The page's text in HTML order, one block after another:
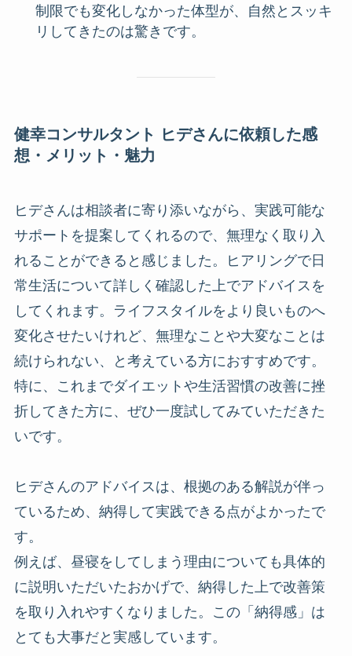
制限でも変化しなかった体型が、自然とスッキ
リしてきたのは驚きです。
健幸コンサルタント ヒデさんに依頼した感
想・メリット・魅力
ヒデさんは相談者に寄り添いながら、実践可能な
サポートを提案してくれるので、無理なく取り入
れることができると感じました。ヒアリングで日
常生活について詳しく確認した上でアドバイスを
してくれます。ライフスタイルをより良いものへ
変化させたいけれど、無理なことや大変なことは
続けられない、と考えている方におすすめです。
特に、これまでダイエットや生活習慣の改善に挫
折してきた方に、ぜひ一度試してみていただきた
いです。
ヒデさんのアドバイスは、根拠のある解説が伴っ
ているため、納得して実践できる点がよかったで
す。
例えば、昼寝をしてしまう理由についても具体的
に説明いただいたおかげで、納得した上で改善策
を取り入れやすくなりました。この「納得感」は
とても大事だと実感しています。